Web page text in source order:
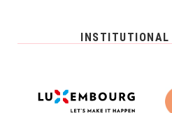
INSTITUTIONAL